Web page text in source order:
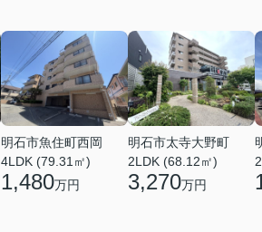
明石市魚住町西岡
4LDK (79.31㎡)
1,480万円
明石市太寺大野町
2LDK (68.12㎡)
3,270万円